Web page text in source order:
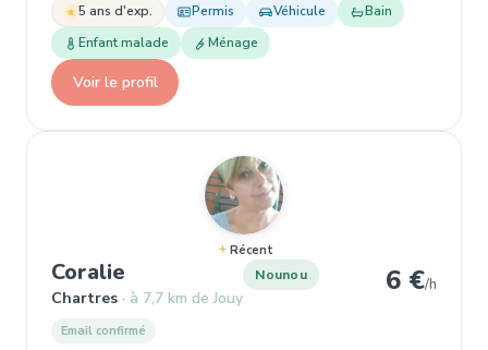
5 ans d'exp. Permis Véhicule
Bain
Enfant malade
Ménage
Voir le profil
Récent
Coralie , Nounou à Chartres
Chartres à 7,7 km de Jouy
Nounou 6 €/h
Email confirmé